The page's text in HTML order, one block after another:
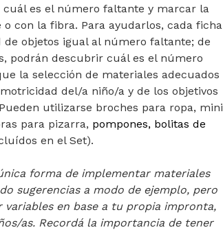
cuál es el número faltante y marcar la
con la fibra. Para ayudarlos, cada ficha
objetos igual al número faltante; de
podrán descubrir cuál es el número
la selección de materiales adecuados
del/a niño/a y de los objetivos
utilizarse broches para ropa, mini
para pizarra, pompones, bolitas de
en el Set).
forma de implementar materiales
sugerencias a modo de ejemplo, pero
en base a tu propia impronta,
as. Recordá la importancia de tener